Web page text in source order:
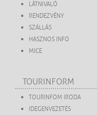
LÁTNIVALÓ
RENDEZVÉNY
SZÁLLÁS
HASZNOS INFO
MICE
TOURINFORM
TOURINFOM IRODA
IDEGENVEZETÉS